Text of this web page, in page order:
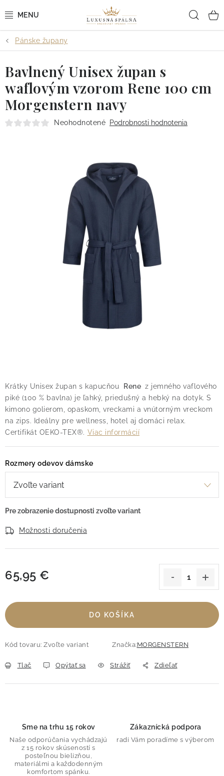
na
POSTEĽNÉ OBLIEČKY
POSTEĽNÉ PLACHTY
PREHOZY A PAPLÓNY
VANKÚŠE A OBLIEČKY
KÚPEĽŇA + WELLNESS
Doprava
Obchodné podmienky
Podmienky ochrany osobných údajov
Reklamačný poriadok
Vrátenie tovaru
Pánske župany
Krátky Unisex župan s kapucňou Rene z jemného vaflového
piké (100 % bavlna) je ľahký, priedušný a hebký na dotyk. S
kimono golierom, opaskom, vreckami a vnútorným vreckom
na zips. Ideálny pre wellness, hotel aj domáci relax.
Certifikát OEKO-TEX®. Viac informácií
Rozmery odevov dámske
Možnosti doručenia
65,95 €
DO KOŠÍKA
Kód tovaru: Zvoľte variant Značka:MORGENSTERN
Tlač Opýtať sa Strážiť Zdieľať
Bavlnený Unisex župan s
waflovým vzorom Rene 100 cm
Morgenstern navy
Neohodnotené Podrobnosti hodnotenia
Sme na trhu 15 rokov
Naše odporúčania vychádzajú
z 15 rokov skúseností s
posteľnou bielizňou,
materiálmi a každodenným
komfortom spánku.
Zákaznícká podpora
radi Vám poradíme s výberom